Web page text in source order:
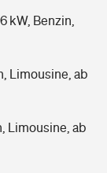
kW, Benzin,
Limousine, ab
Limousine, ab